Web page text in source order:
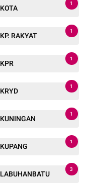
KOTA
1
KP. RAKYAT
1
KPR
1
KRYD
1
KUNINGAN
1
KUPANG
1
LABUHANBATU
3